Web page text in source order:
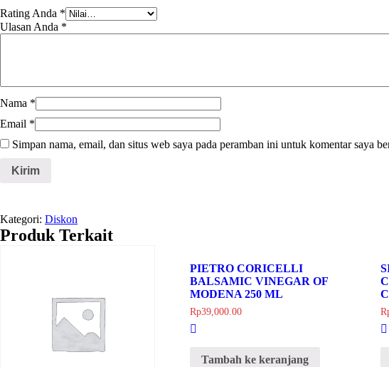
Rating Anda *
Ulasan Anda *
Nama *
Email *
Simpan nama, email, dan situs web saya pada peramban ini untuk komentar saya
Kategori: Diskon
Produk Terkait
PIETRO CORICELLI
BALSAMIC VINEGAR OF
MODENA 250 ML
Rp39,000.00
Tambah ke keranjang